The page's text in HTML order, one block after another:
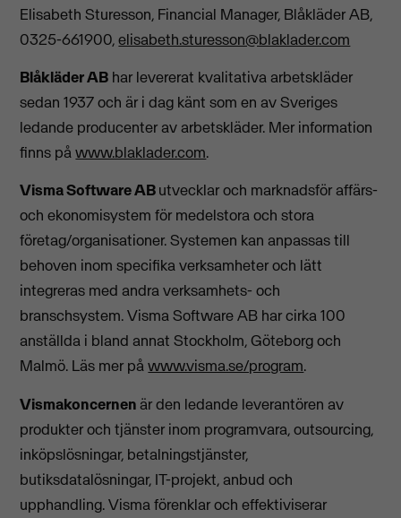
Elisabeth Sturesson, Financial Manager, Blåkläder AB,
0325-661900,elisabeth.sturesson@blaklader.com
Blåkläder AB har levererat kvalitativa arbetskläder
sedan 1937 och är i dag känt som en av Sveriges
ledande producenter av arbetskläder. Mer information
finns påwww.blaklader.com.
Visma Software AButvecklar och marknadsför affärs-
och ekonomisystem för medelstora och stora
företag/organisationer. Systemen kan anpassas till
behoven inom specifika verksamheter och lätt
integreras med andra verksamhets- och
branschsystem. Visma Software AB har cirka 100
anställda i bland annat Stockholm, Göteborg och
Malmö. Läs mer påwww.visma.se/program.
Vismakoncernenär den ledande leverantören av
produkter och tjänster inom programvara, outsourcing,
inköpslösningar, betalningstjänster,
butiksdatalösningar, IT-projekt, anbud och
upphandling. Visma förenklar och effektiviserar